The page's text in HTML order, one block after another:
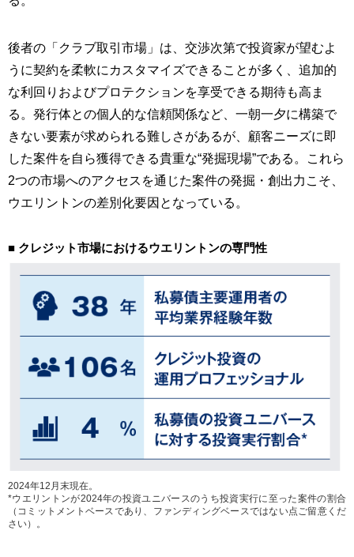
後者の「クラブ取引市場」は、交渉次第で投資家が望むよ
うに契約を柔軟にカスタマイズできることが多く、追加的
な利回りおよびプロテクションを享受できる期待も高ま
る。発行体との個人的な信頼関係など、一朝一夕に構築で
きない要素が求められる難しさがあるが、顧客ニーズに即
した案件を自ら獲得できる貴重な“発掘現場”である。これら
2つの市場へのアクセスを通じた案件の発掘・創出力こそ、
ウエリントンの差別化要因となっている。
■ クレジット市場におけるウエリントンの専門性
2024年12月末現在。
*ウエリントンが2024年の投資ユニバースのうち投資実行に至った案件の割合
（コミットメントベースであり、ファンディングベースではない点ご留意くだ
さい）。